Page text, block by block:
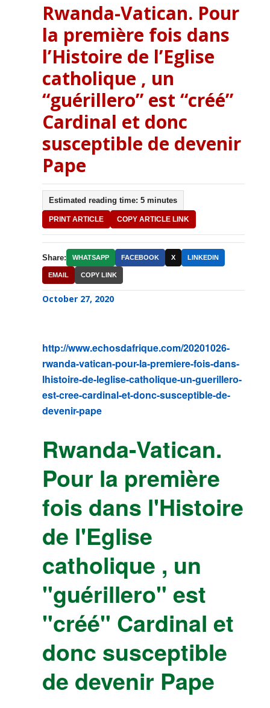
Rwanda-Vatican. Pour
la première fois dans
l’Histoire de l’Eglise
catholique , un
“guérillero” est “créé”
Cardinal et donc
susceptible de devenir
Pape
Estimated reading time: 5 minutes
PRINT ARTICLE COPY ARTICLE LINK
Share: WHATSAPP FACEBOOK X LINKEDIN
EMAIL COPY LINK
October 27, 2020
http://www.echosdafrique.com/20201026-
rwanda-vatican-pour-la-premiere-fois-dans-
lhistoire-de-leglise-catholique-un-guerillero-
est-cree-cardinal-et-donc-susceptible-de-
devenir-pape
Rwanda-Vatican.
Pour la première
fois dans l'Histoire
de l'Eglise
catholique , un
"guérillero" est
"créé" Cardinal et
donc susceptible
de devenir Pape